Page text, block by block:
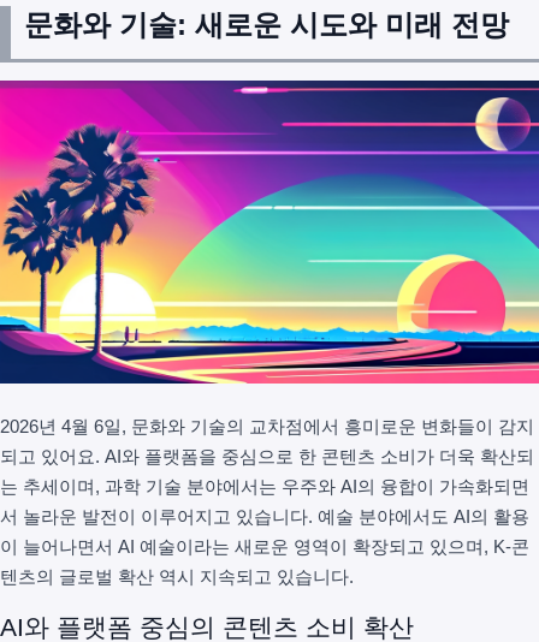
문화와 기술: 새로운 시도와 미래 전망
2026년 4월 6일, 문화와 기술의 교차점에서 흥미로운 변화들이 감지
되고 있어요. AI와 플랫폼을 중심으로 한 콘텐츠 소비가 더욱 확산되
는 추세이며, 과학 기술 분야에서는 우주와 AI의 융합이 가속화되면
서 놀라운 발전이 이루어지고 있습니다. 예술 분야에서도 AI의 활용
이 늘어나면서 AI 예술이라는 새로운 영역이 확장되고 있으며, K-콘
텐츠의 글로벌 확산 역시 지속되고 있습니다.
AI와 플랫폼 중심의 콘텐츠 소비 확산